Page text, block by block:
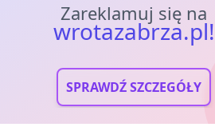
Zareklamuj się na
wrotazabrza.pl!
SPRAWDŹ SZCZEGÓŁY